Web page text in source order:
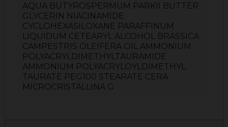
AQUA BUTYROSPERMUM PARKII BUTTER
GLYCERIN NIACINAMIDE
CYCLOHEXASILOXANE PARAFFINUM
LIQUIDUM CETEARYL ALCOHOL BRASSICA
CAMPESTRIS OLEIFERA OIL AMMONIUM
POLYACRYLDIMETHYLTAURAMIDE
AMMONIUM POLYACRYLOYLDIMETHYL
TAURATE PEG100 STEARATE CERA
MICROCRISTALLINA G